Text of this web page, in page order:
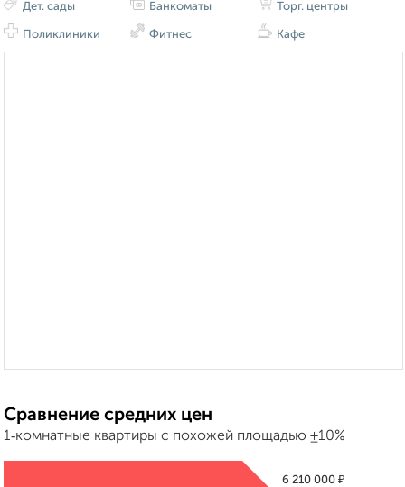
Дет. сады
Поликлиники
Банкоматы
Фитнес
Торг. центры
Кафе
Сравнение средних цен
1‑комнатные квартиры с похожей площадью ±10%
6 210 000 ₽